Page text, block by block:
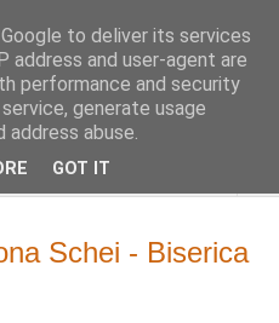
Baciu 0768 440 185
Schei - Biserica
to deliver its services
address and user-agent are
performance and security
generate usage
abuse.
GOT IT